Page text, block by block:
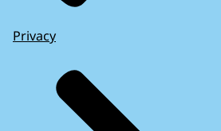
Privacy